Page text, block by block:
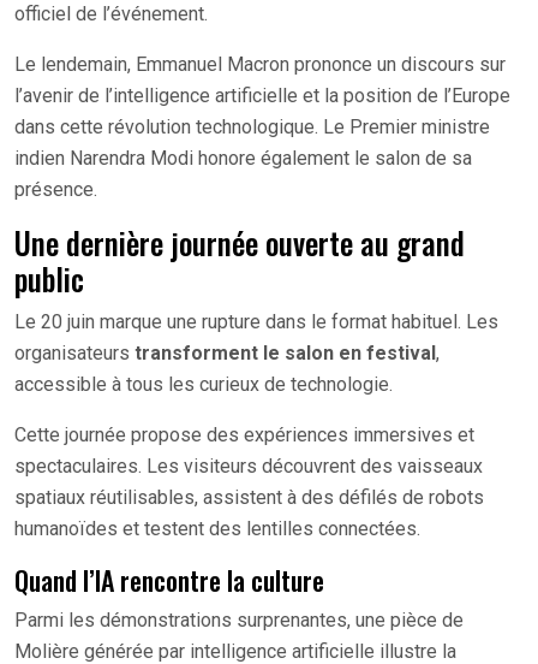
officiel de l’événement.
Le lendemain, Emmanuel Macron prononce un discours sur
l’avenir de l’intelligence artificielle et la position de l’Europe
dans cette révolution technologique. Le Premier ministre
indien Narendra Modi honore également le salon de sa
présence.
Une dernière journée ouverte au grand
public
Le 20 juin marque une rupture dans le format habituel. Les
organisateurs transforment le salon en festival,
accessible à tous les curieux de technologie.
Cette journée propose des expériences immersives et
spectaculaires. Les visiteurs découvrent des vaisseaux
spatiaux réutilisables, assistent à des défilés de robots
humanoïdes et testent des lentilles connectées.
Quand l’IA rencontre la culture
Parmi les démonstrations surprenantes, une pièce de
Molière générée par intelligence artificielle illustre la